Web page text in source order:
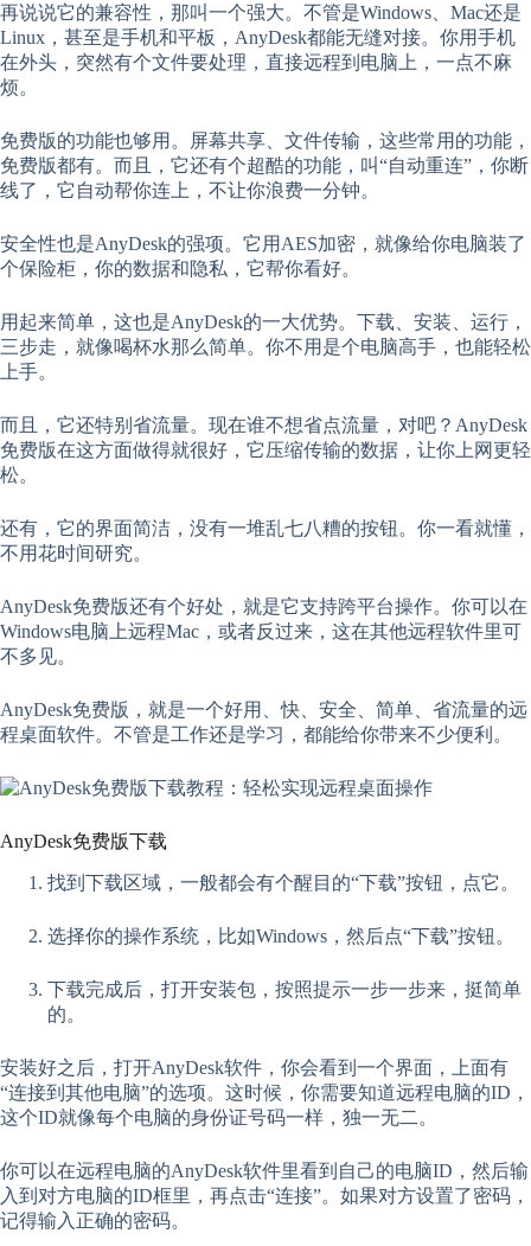
再说说它的兼容性，那叫一个强大。不管是Windows、Mac还是
Linux，甚至是手机和平板，AnyDesk都能无缝对接。你用手机
在外头，突然有个文件要处理，直接远程到电脑上，一点不麻
烦。
免费版的功能也够用。屏幕共享、文件传输，这些常用的功能，
免费版都有。而且，它还有个超酷的功能，叫“自动重连”，你断
线了，它自动帮你连上，不让你浪费一分钟。
安全性也是AnyDesk的强项。它用AES加密，就像给你电脑装了
个保险柜，你的数据和隐私，它帮你看好。
用起来简单，这也是AnyDesk的一大优势。下载、安装、运行，
三步走，就像喝杯水那么简单。你不用是个电脑高手，也能轻松
上手。
而且，它还特别省流量。现在谁不想省点流量，对吧？AnyDesk
免费版在这方面做得就很好，它压缩传输的数据，让你上网更轻
松。
还有，它的界面简洁，没有一堆乱七八糟的按钮。你一看就懂，
不用花时间研究。
AnyDesk免费版还有个好处，就是它支持跨平台操作。你可以在
Windows电脑上远程Mac，或者反过来，这在其他远程软件里可
不多见。
AnyDesk免费版，就是一个好用、快、安全、简单、省流量的远
程桌面软件。不管是工作还是学习，都能给你带来不少便利。
AnyDesk免费版下载
找到下载区域，一般都会有个醒目的“下载”按钮，点它。
选择你的操作系统，比如Windows，然后点“下载”按钮。
下载完成后，打开安装包，按照提示一步一步来，挺简单
的。
安装好之后，打开AnyDesk软件，你会看到一个界面，上面有
“连接到其他电脑”的选项。这时候，你需要知道远程电脑的ID，
这个ID就像每个电脑的身份证号码一样，独一无二。
你可以在远程电脑的AnyDesk软件里看到自己的电脑ID，然后输
入到对方电脑的ID框里，再点击“连接”。如果对方设置了密码，
记得输入正确的密码。